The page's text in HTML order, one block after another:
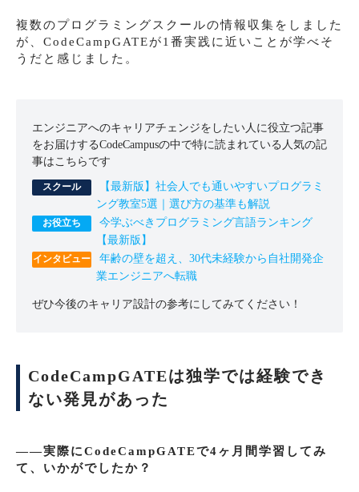
複数のプログラミングスクールの情報収集をしました
が、CodeCampGATEが1番実践に近いことが学べそ
うだと感じました。
エンジニアへのキャリアチェンジをしたい人に役立つ記事
をお届けするCodeCampusの中で特に読まれている人気の記
事はこちらです
【最新版】社会人でも通いやすいプログラミ
ング教室5選｜選び方の基準も解説
今学ぶべきプログラミング言語ランキング
【最新版】
年齢の壁を超え、30代未経験から自社開発企
業エンジニアへ転職
ぜひ今後のキャリア設計の参考にしてみてください！
CodeCampGATEは独学では経験でき
ない発見があった
――実際にCodeCampGATEで4ヶ月間学習してみ
て、いかがでしたか？